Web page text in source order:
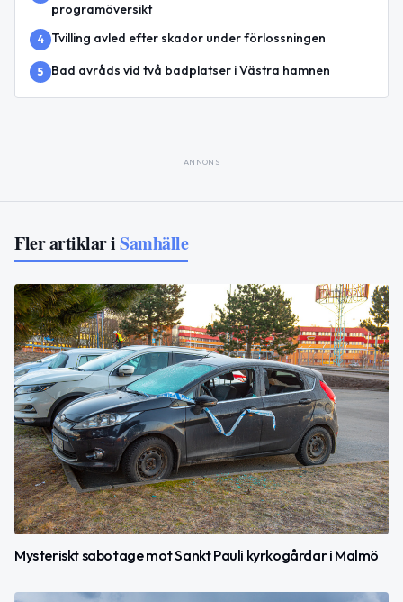
programöversikt
4 Tvilling avled efter skador under förlossningen
5 Bad avråds vid två badplatser i Västra hamnen
ANNONS
Fler artiklar iSamhälle
Mysteriskt sabotage mot Sankt Pauli kyrkogårdar i Malmö